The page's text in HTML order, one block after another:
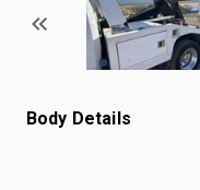
Body Details